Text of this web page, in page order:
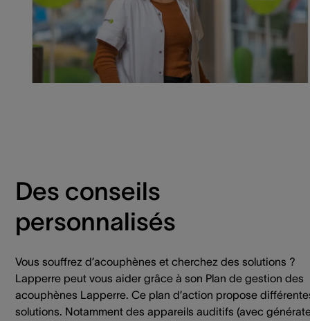
Des conseils
personnalisés
Vous souffrez d’acouphènes et cherchez des solutions ?
Lapperre peut vous aider grâce à son Plan de gestion des
acouphènes Lapperre. Ce plan d’action propose
solutions. Notamment des appareils auditifs (avec